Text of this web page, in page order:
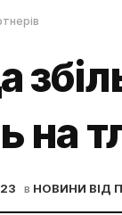
на
в НОВИНИ ВІД